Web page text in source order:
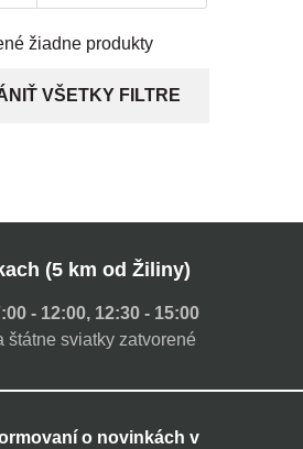
žiadne produkty
VŠETKY FILTRE
(5 km od Žiliny)
- 12:00, 12:30 - 15:00
štátne sviatky zatvorené
o novinkách v